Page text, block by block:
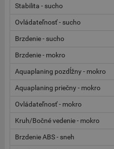
Stabilita - sucho
Ovládateľnosť - sucho
Brzdenie - sucho
Brzdenie - mokro
Aquaplaning pozdĺžny - mokro
Aquaplaning priečny - mokro
Ovládateľnosť - mokro
Kruh/Bočné vedenie - mokro
Brzdenie ABS - sneh